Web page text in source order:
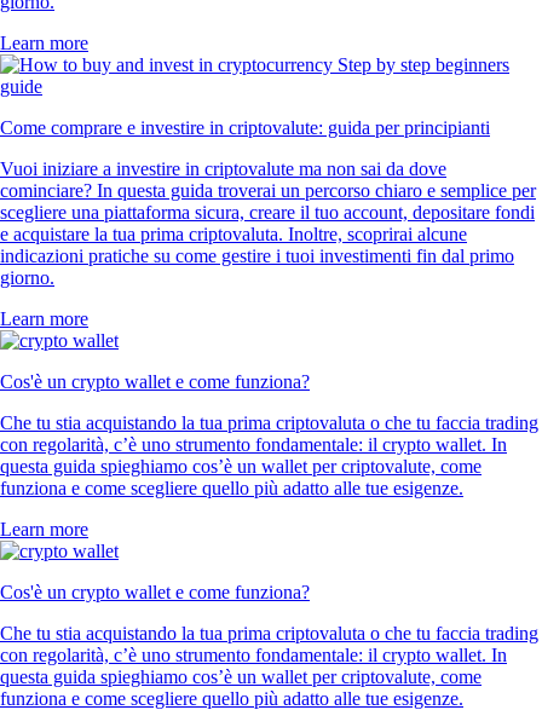
Learn more
Come comprare e investire in criptovalute: guida per principianti
Vuoi iniziare a investire in criptovalute ma non sai da dove
cominciare? In questa guida troverai un percorso chiaro e semplice per
scegliere una piattaforma sicura, creare il tuo account, depositare fondi
e acquistare la tua prima criptovaluta. Inoltre, scoprirai alcune
indicazioni pratiche su come gestire i tuoi investimenti fin dal primo
giorno.
Learn more
Cos'è un crypto wallet e come funziona?
Che tu stia acquistando la tua prima criptovaluta o che tu faccia trading
con regolarità, c’è uno strumento fondamentale: il crypto wallet. In
questa guida spieghiamo cos’è un wallet per criptovalute, come
funziona e come scegliere quello più adatto alle tue esigenze.
Learn more
Cos'è un crypto wallet e come funziona?
Che tu stia acquistando la tua prima criptovaluta o che tu faccia trading
con regolarità, c’è uno strumento fondamentale: il crypto wallet. In
questa guida spieghiamo cos’è un wallet per criptovalute, come
funziona e come scegliere quello più adatto alle tue esigenze.